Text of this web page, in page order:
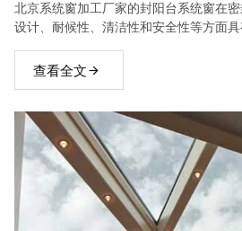
北京系统窗加工厂家的封阳台系统窗在
设计、耐候性、清洁性和安全性等方面
体验。
查看全文